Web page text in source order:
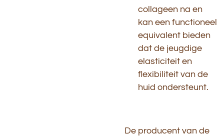
collageen na en
kan een functioneel
equivalent bieden
dat de jeugdige
elasticiteit en
flexibiliteit van de
huid ondersteunt.
De producent van de